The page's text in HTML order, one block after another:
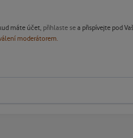
máte účet, přihlaste sea přispívejte pod
moderátorem.